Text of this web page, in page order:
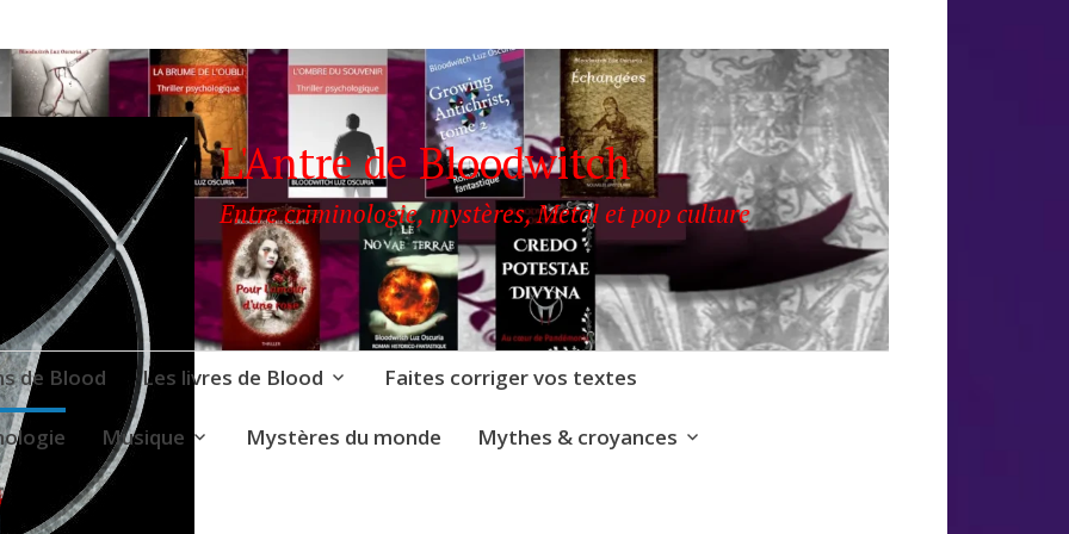
L'Antre de Bloodwitch
Entre criminologie, mystères, Metal et pop culture
de Blood Les livres de Blood Faites corriger vos textes
Musique Mystères du monde Mythes & croyances
BLOODWITCH